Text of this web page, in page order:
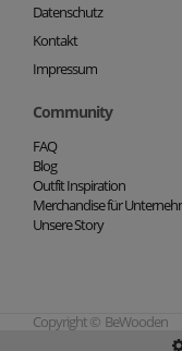
Datenschutz
Kontakt
Impressum
Community
FAQ
Blog
Outfit Inspiration
Merchandise für
Unsere Story
Copyright © BeWooden